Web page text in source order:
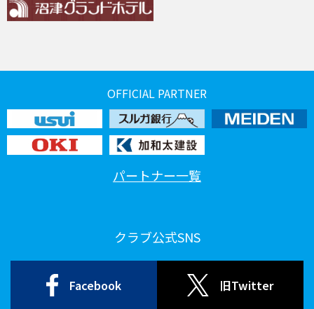
OFFICIAL PARTNER
パートナー一覧
クラブ公式SNS
Facebook 旧Twitter